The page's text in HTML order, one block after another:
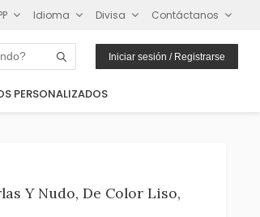
Idioma Divisa Contáctanos
Iniciar sesión / Registrarse
PERSONALIZADOS
Y Nudo, De Color Liso,